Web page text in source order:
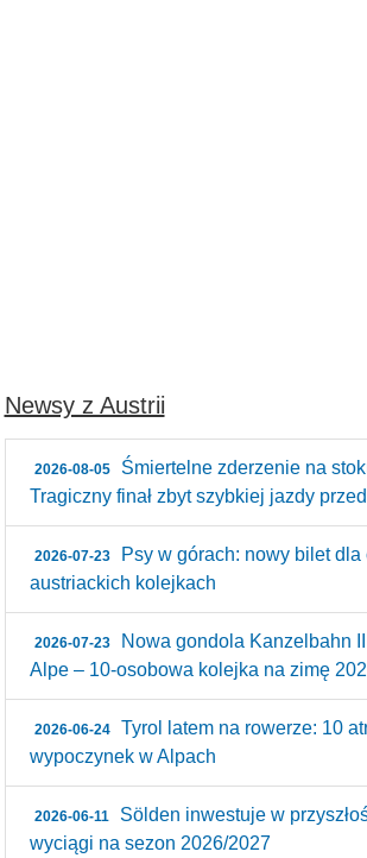
Newsy z Austrii
2026-08-05
Śmiertelne zderzenie na
Tragiczny finał zbyt szybkiej jazdy
2026-07-23
Psy w górach: nowy bilet
austriackich kolejkach
2026-07-23
Nowa gondola Kanzelbahn
Alpe – 10‑osobowa kolejka na zimę
2026-06-24
Tyrol latem na rowerze: 10
wypoczynek w Alpach
2026-06-11
Sölden inwestuje w
wyciągi na sezon 2026/2027